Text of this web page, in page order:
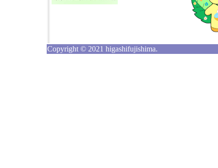
Copyright © 2021 higashifujishima.